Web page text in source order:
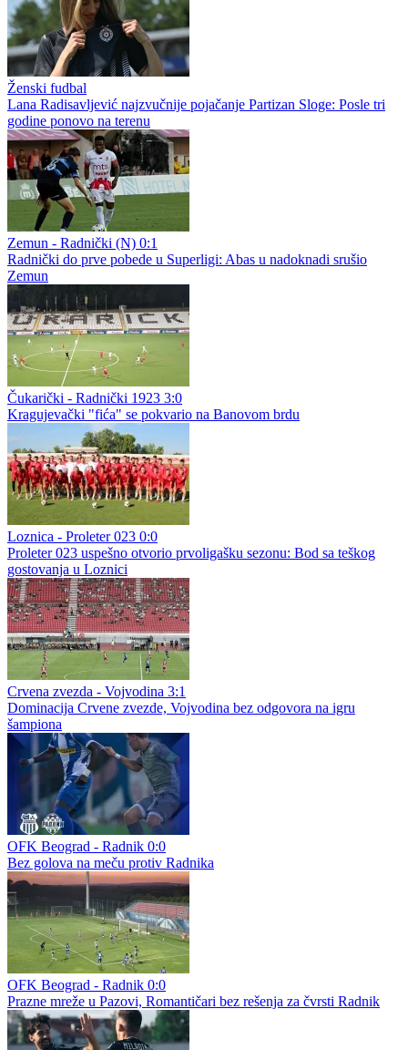
Ženski fudbal
Lana Radisavljević najzvučnije pojačanje Partizan Sloge: Posle tri
godine ponovo na terenu
Zemun - Radnički (N) 0:1
Radnički do prve pobede u Superligi: Abas u nadoknadi srušio
Zemun
Čukarički - Radnički 1923 3:0
Kragujevački "fića" se pokvario na Banovom brdu
Loznica - Proleter 023 0:0
Proleter 023 uspešno otvorio prvoligašku sezonu: Bod sa teškog
gostovanja u Loznici
Crvena zvezda - Vojvodina 3:1
Dominacija Crvene zvezde, Vojvodina bez odgovora na igru
šampiona
OFK Beograd - Radnik 0:0
Bez golova na meču protiv Radnika
OFK Beograd - Radnik 0:0
Prazne mreže u Pazovi, Romantičari bez rešenja za čvrsti Radnik